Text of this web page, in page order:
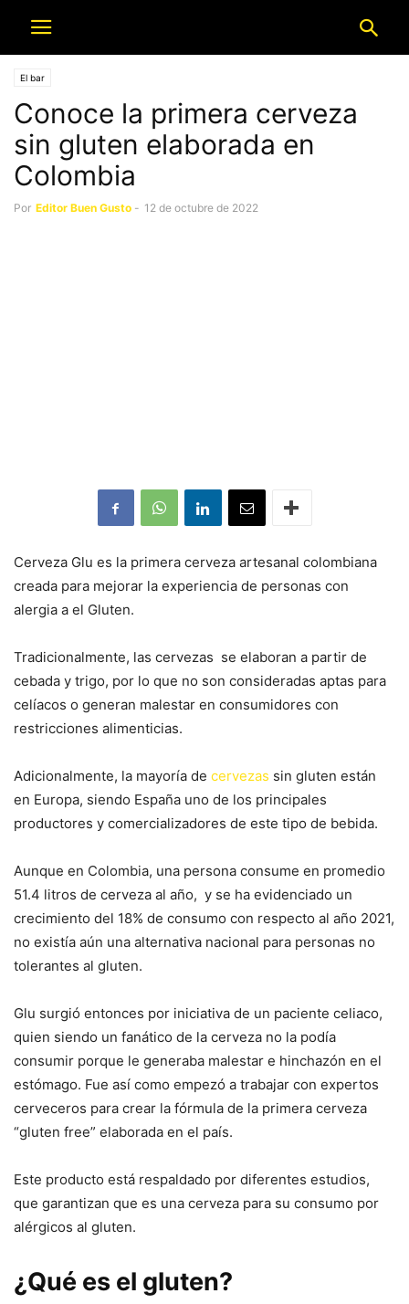
El bar
Conoce la primera cerveza
sin gluten elaborada en
Colombia
Por Editor Buen Gusto - 12 de octubre de 2022
Cerveza Glu es la primera cerveza artesanal colombiana
creada para mejorar la experiencia de personas con
alergia a el Gluten.
Tradicionalmente, las cervezas se elaboran a partir de
cebada y trigo, por lo que no son consideradas aptas para
celíacos o generan malestar en consumidores con
restricciones alimenticias.
Adicionalmente, la mayoría de cervezas sin gluten están
en Europa, siendo España uno de los principales
productores y comercializadores de este tipo de bebida.
Aunque en Colombia, una persona consume en promedio
51.4 litros de cerveza al año, y se ha evidenciado un
crecimiento del 18% de consumo con respecto al año 2021,
no existía aún una alternativa nacional para personas no
tolerantes al gluten.
Glu surgió entonces por iniciativa de un paciente celiaco,
quien siendo un fanático de la cerveza no la podía
consumir porque le generaba malestar e hinchazón en el
estómago. Fue así como empezó a trabajar con expertos
cerveceros para crear la fórmula de la primera cerveza
“gluten free” elaborada en el país.
Este producto está respaldado por diferentes estudios,
que garantizan que es una cerveza para su consumo por
alérgicos al gluten.
¿Qué es el gluten?